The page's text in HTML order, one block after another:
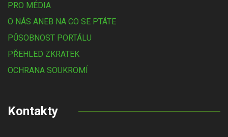
PRO MÉDIA
O NÁS ANEB NA CO SE PTÁTE
PŮSOBNOST PORTÁLU
PŘEHLED ZKRATEK
OCHRANA SOUKROMÍ
Kontakty